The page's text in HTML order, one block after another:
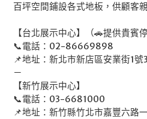
百坪空間鋪設各式地板，供顧客
【台北展示中心】（🚗提供貴賓
📞電話：02-86669898
📌地址：新北市新店區安業街1號
－
【新竹展示中心】
📞電話：03-6681000
📌地址：新竹縣竹北市嘉豐六路